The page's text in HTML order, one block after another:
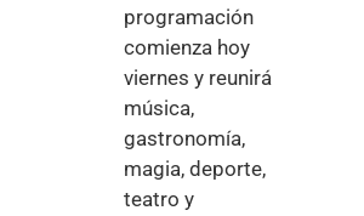
programación
comienza hoy
viernes y reunirá
música,
gastronomía,
magia, deporte,
teatro y